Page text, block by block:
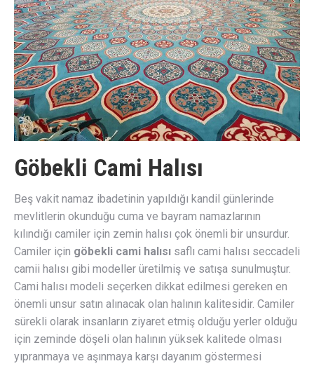
Göbekli Cami Halısı
Beş vakit namaz ibadetinin yapıldığı kandil günlerinde
mevlitlerin okunduğu cuma ve bayram namazlarının
kılındığı camiler için zemin halısı çok önemli bir unsurdur.
Camiler için göbekli cami halısı saflı cami halısı seccadeli
camii halısı gibi modeller üretilmiş ve satışa sunulmuştur.
Cami halısı modeli seçerken dikkat edilmesi gereken en
önemli unsur satın alınacak olan halının kalitesidir. Camiler
sürekli olarak insanların ziyaret etmiş olduğu yerler olduğu
için zeminde döşeli olan halının yüksek kalitede olması
yıpranmaya ve aşınmaya karşı dayanım göstermesi